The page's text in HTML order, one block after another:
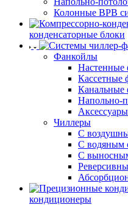
Колонные ВРВ
конденсаторные блоки
Фанкойлы
Настенные
Кассетные
Канальные
Напольно-
Чиллеры
С
С водяным
С
кондиционеры